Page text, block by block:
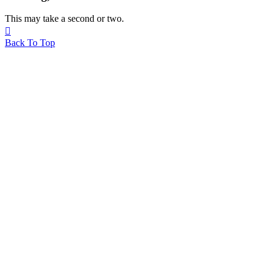
This may take a second or two.

Back To Top